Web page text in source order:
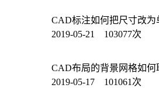
CAD标注如何把尺寸改为
2019-05-21 103077次
CAD布局的背景网格如何
2019-05-17 101061次